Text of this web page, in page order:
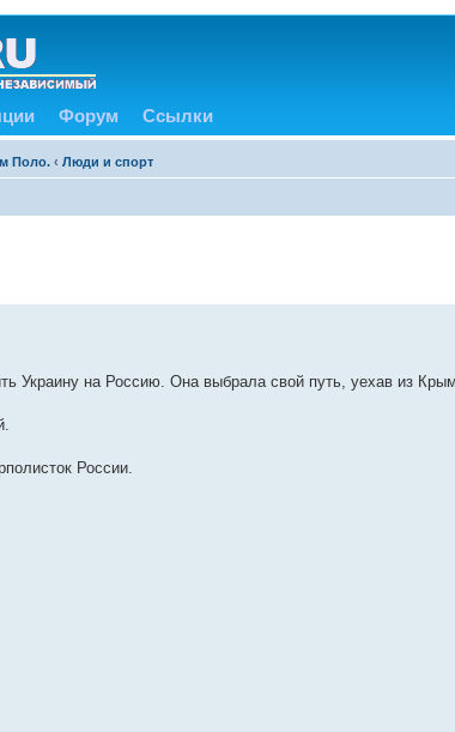
Форум Ссылки
Поло. ‹ Люди и спорт
Украину на Россию. Она выбрала свой путь, уехав из
России.